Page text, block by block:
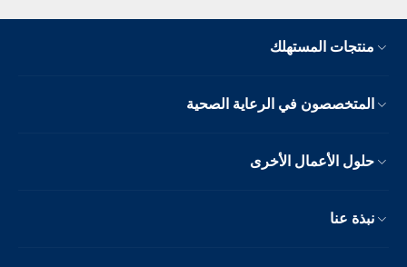
منتجات المستهلك
المتخصصون في الرعاية الصحية
حلول الأعمال الأخرى
نبذة عنا